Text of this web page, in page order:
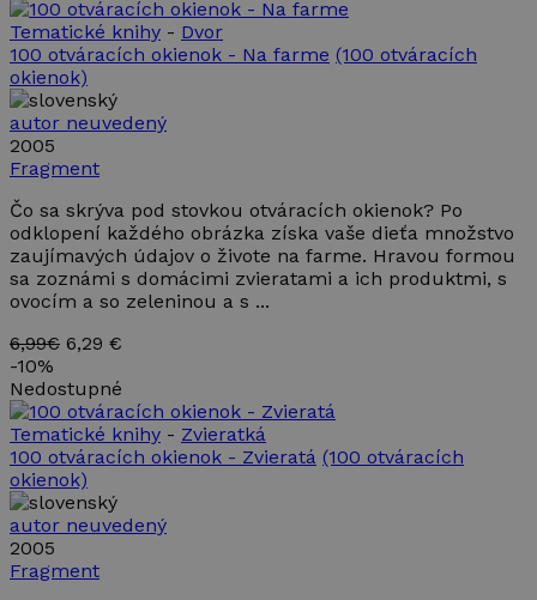
Tematické knihy - Dvor
100 otváracích okienok - Na farme (100 otváracích
okienok)
autor neuvedený
2005
Fragment
Čo sa skrýva pod stovkou otváracích okienok? Po
odklopení každého obrázka získa vaše dieťa množstvo
zaujímavých údajov o živote na farme. Hravou formou
sa zoznámi s domácimi zvieratami a ich produktmi, s
ovocím a so zeleninou a s ...
6,99€ 6,29 €
-10%
Nedostupné
Tematické knihy - Zvieratká
100 otváracích okienok - Zvieratá (100 otváracích
okienok)
autor neuvedený
2005
Fragment